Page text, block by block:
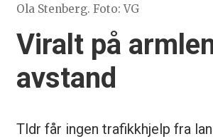
Ola Stenberg. Foto: VG
Viralt på
avstand
Tldr får ingen trafikkhjelp fra